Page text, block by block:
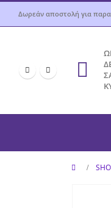
Δωρεάν αποστολή για